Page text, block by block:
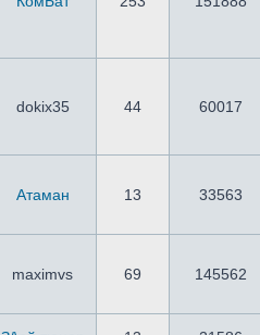
dokix35 44 60017
Атаман 13 33563
maximvs 69 145562